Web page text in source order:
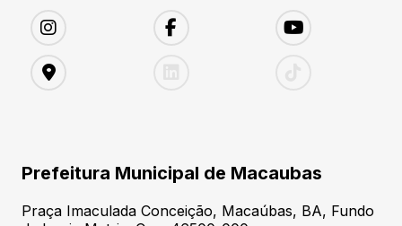
Prefeitura Municipal de Macaubas
Praça Imaculada Conceição, Macaúbas, BA, Fundo